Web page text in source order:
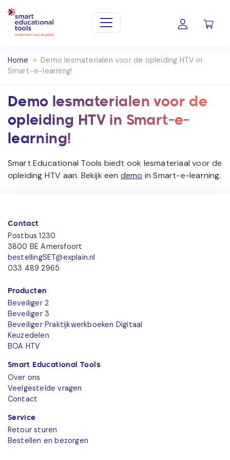
Home » Demo lesmaterialen voor de opleiding HTV in
Smart-e-learning!
Demo lesmaterialen voor de
opleiding HTV in Smart-e-
learning!
Smart Educational Tools biedt ook lesmateriaal voor de
opleiding HTV aan. Bekijk een demo in Smart-e-learning.
Contact
Postbus 1230
3800 BE Amersfoort
bestellingSET@explain.nl
033 489 2965
Producten
Beveiliger 2
Beveiliger 3
Beveiliger Praktijkwerkboeken Digitaal
Keuzedelen
BOA HTV
Smart Educational Tools
Over ons
Veelgestelde vragen
Contact
Service
Retour sturen
Bestellen en bezorgen